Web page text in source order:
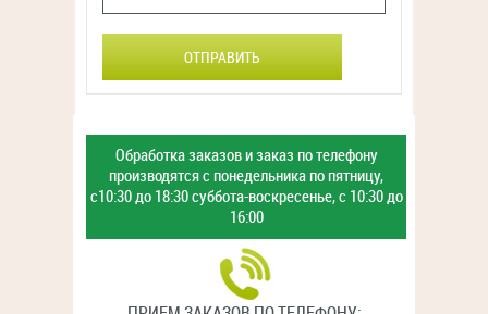
ОТПРАВИТЬ
Обработка заказов и заказ по телефону
производятся с понедельника по пятницу,
с10:30 до 18:30суббота-воскресенье,с 10:30 до
16:00